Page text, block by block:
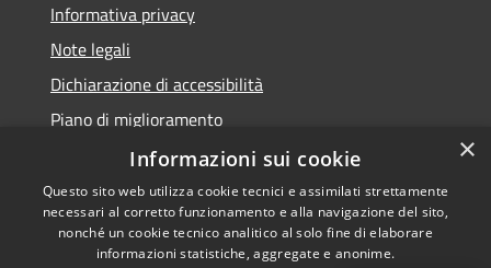
Informativa privacy
Note legali
Dichiarazione di accessibilità
Piano di miglioramento
Accessibilità
Copyright © 2026 • Comune di
Cascina • Powered by
×
Informazioni sui cookie
Questo sito web utilizza cookie tecnici e assimilati strettamente
necessari al corretto funzionamento e alla navigazione del sito,
nonché un cookie tecnico analitico al solo fine di elaborare
informazioni statistiche, aggregate e anonime.